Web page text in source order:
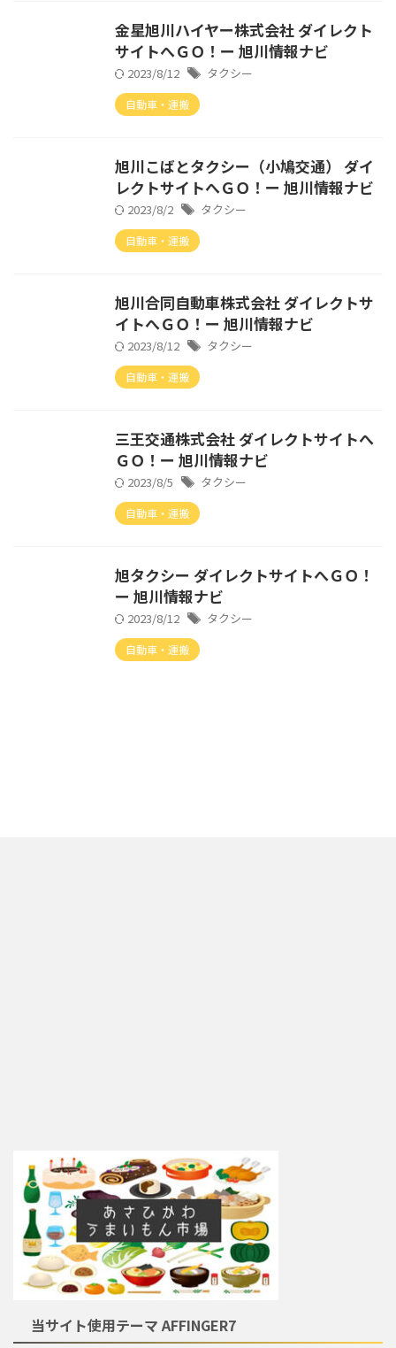
金星旭川ハイヤー株式会社 ダイレクト
サイトへＧＯ！ー 旭川情報ナビ
2023/8/12 タクシー
自動車・運搬
旭川こばとタクシー（小鳩交通） ダイ
レクトサイトへＧＯ！ー 旭川情報ナビ
2023/8/2 タクシー
自動車・運搬
旭川合同自動車株式会社 ダイレクトサ
イトへＧＯ！ー 旭川情報ナビ
2023/8/12 タクシー
自動車・運搬
三王交通株式会社 ダイレクトサイトへ
ＧＯ！ー 旭川情報ナビ
2023/8/5 タクシー
自動車・運搬
旭タクシー ダイレクトサイトへＧＯ！
ー 旭川情報ナビ
2023/8/12 タクシー
自動車・運搬
当サイト使用テーマ AFFINGER7